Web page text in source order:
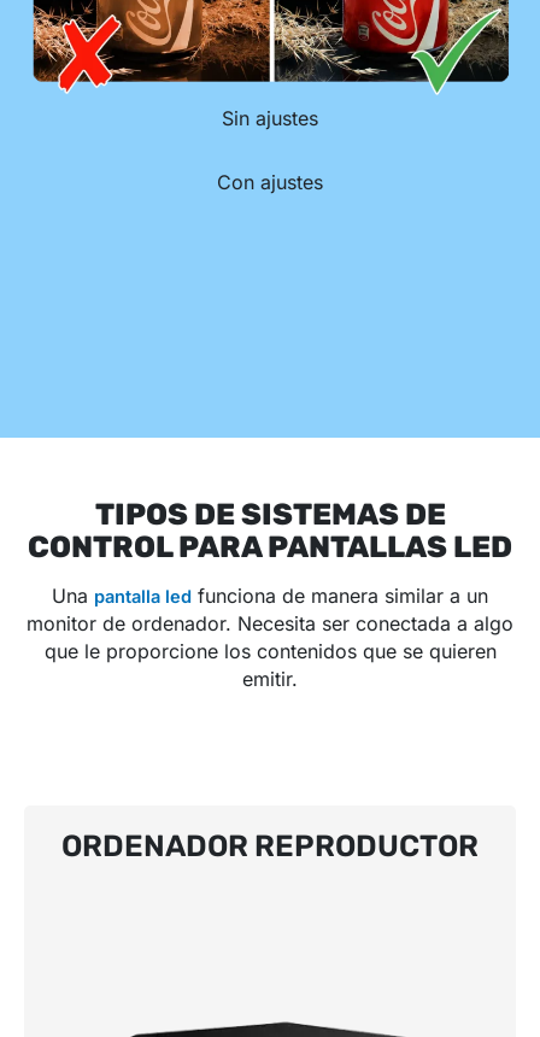
Sin ajustes
Con ajustes
TIPOS DESISTEMAS DE
CONTROL PARA PANTALLAS LED
Una pantalla led funciona de manera similar a un
monitor de ordenador. Necesita ser conectada a algo
que le proporcione los contenidos que se quieren
emitir.
ORDENADOR REPRODUCTOR